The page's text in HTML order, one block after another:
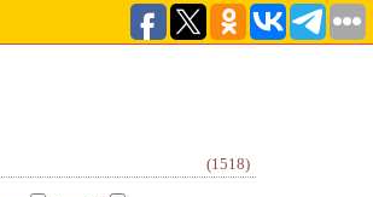
(1518)